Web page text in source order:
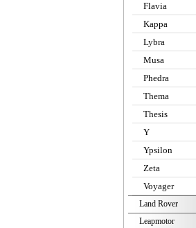
Flavia
Kappa
Lybra
Musa
Phedra
Thema
Thesis
Y
Ypsilon
Zeta
Voyager
Land Rover
Leapmotor